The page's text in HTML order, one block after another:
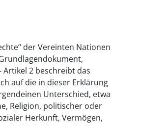
der Vereinten Nationen
Artikel 2 beschreibt das
auf die in dieser Erklärung
Unterschied, etwa
Religion, politischer oder
Herkunft, Vermögen,